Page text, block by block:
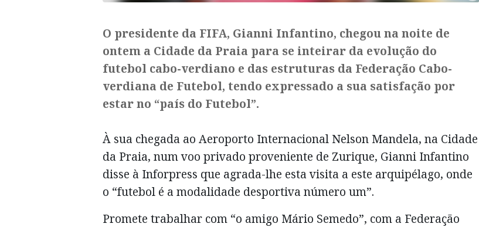
O presidente da FIFA, Gianni Infantino, chegou na noite de
ontem a Cidade da Praia para se inteirar da evolução do
futebol cabo-verdiano e das estruturas da Federação Cabo-
verdiana de Futebol, tendo expressado a sua satisfação por
estar no “país do Futebol”.
À sua chegada ao Aeroporto Internacional Nelson Mandela, na Cidade
da Praia, num voo privado proveniente de Zurique, Gianni Infantino
disse à Inforpress que agrada-lhe esta visita a este arquipélago, onde
o “futebol é a modalidade desportiva número um”.
Promete trabalhar com “o amigo Mário Semedo”, com a Federação